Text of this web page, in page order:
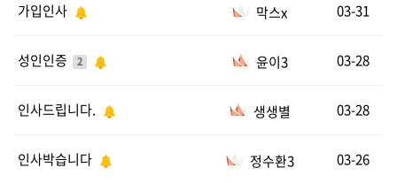
가입인사 막스x 03-31
성인인증 2 윤이3 03-28
인사드립니다. 생생별 03-28
인사박습니다 정수환3 03-26